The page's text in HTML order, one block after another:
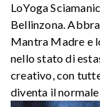
LoYoga
Bellinzona.
Mantra Madre e
nello stato di
creativo, con
diventa il